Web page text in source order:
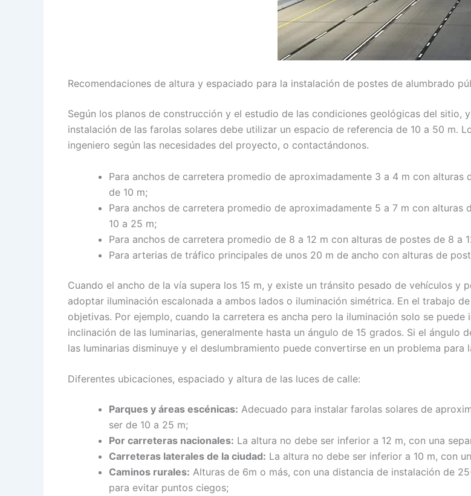
Recomendaciones de altura y espaciado para la instalación de postes de alumbrado
Según los planos de construcción y el estudio de las condiciones geológicas del sitio,
instalación de las farolas solares debe utilizar un espacio de referencia de 10 a 50 m.
ingeniero según las necesidades del proyecto, o contactándonos.
Para anchos de carretera promedio de aproximadamente 3 a 4 m con
de 10 m;
Para anchos de carretera promedio de aproximadamente 5 a 7 m con
10 a 25 m;
Para anchos de carretera promedio de 8 a 12 m con alturas de postes de 8 a
Para arterias de tráfico principales de unos 20 m de ancho con alturas de
Cuando el ancho de la vía supera los 15 m, y existe un tránsito pesado de vehículos y
adoptar iluminación escalonada a ambos lados o iluminación simétrica. En el trabajo
objetivas. Por ejemplo, cuando la carretera es ancha pero la iluminación solo se
inclinación de las luminarias, generalmente hasta un ángulo de 15 grados. Si el ángulo
las luminarias disminuye y el deslumbramiento puede convertirse en un problema para
Diferentes ubicaciones, espaciado y altura de las luces de calle:
Parques y áreas escénicas: Adecuado para instalar farolas solares de
ser de 10 a 25 m;
Por carreteras nacionales: La altura no debe ser inferior a 12 m, con una
Carreteras laterales de la ciudad: La altura no debe ser inferior a 10 m, con
Caminos rurales: Alturas de 6m o más, con una distancia de instalación de
para evitar puntos ciegos;